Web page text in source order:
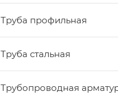
Труба профильная
Труба стальная
Трубопроводная